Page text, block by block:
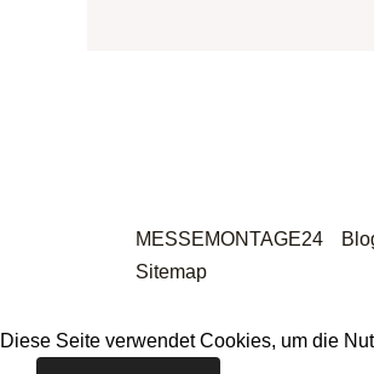
MESSEMONTAGE24
Sitemap
Diese Seite verwendet Cookies, um die